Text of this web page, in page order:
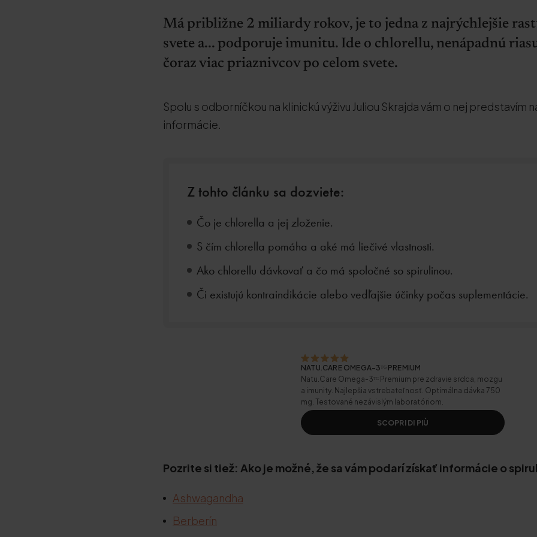
Má približne 2 miliardy rokov, je to jedna z najrýchlejšie
svete a... podporuje imunitu. Ide o chlorellu, nenápadnú
čoraz viac priaznivcov po celom svete.
Spolu s odborníčkou na klinickú výživu Juliou Skrajda vám o nej predstavím
informácie.
Z tohto článku sa dozviete:
Čo je chlorella a jej zloženie.
S čím chlorella pomáha a aké má liečivé vlastnosti.
Ako chlorellu dávkovať a čo má spoločné so spirulinou.
Či existujú kontraindikácie alebo vedľajšie účinky počas suplementácie.
NATU.CARE OMEGA-3ᵀᴳ PREMIUM
Natu.Care Omega-3ᵀᴳ Premium pre zdravie srdca, mozgu
a imunity. Najlepšia vstrebateľnosť. Optimálna dávka 750
mg. Testované nezávislým laboratóriom.
SCOPRI DI PIÙ
Pozrite si tiež: Ako je možné, že sa vám podarí získať informácie o
Ashwagandha
Berberín